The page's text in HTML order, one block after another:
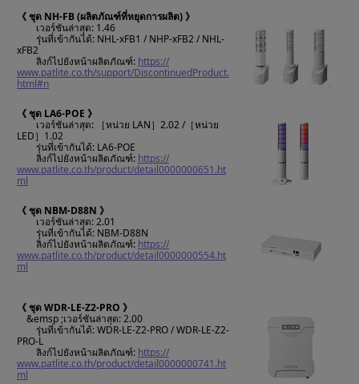
《 ชุด NH-FB (ผลิตภัณฑ์ที่หยุดการผลิต) 》
เวอร์ชันล่าสุด: 1.46
รุ่นที่เข้ากันได้: NHL-xFB1 / NHP-xFB2 / NHL-
xFB2
ลิงก์ไปยังหน้าผลิตภัณฑ์: https://
www.patlite.co.th/support/DiscontinuedProduct.
html#n
《 ชุด LA6-POE 》
เวอร์ชันล่าสุด: ［หน่วย LAN］2.02 /［หน่วย
LED］1.02
รุ่นที่เข้ากันได้: LA6-POE
ลิงก์ไปยังหน้าผลิตภัณฑ์: https://
www.patlite.co.th/product/detail0000000651.ht
ml
《 ชุด NBM-D88N 》
เวอร์ชันล่าสุด: 2.01
รุ่นที่เข้ากันได้: NBM-D88N
ลิงก์ไปยังหน้าผลิตภัณฑ์: https://
www.patlite.co.th/product/detail0000000554.ht
ml
《 ชุด WDR-LE-Z2-PRO 》
&emsp ;เวอร์ชันล่าสุด: 2.00
รุ่นที่เข้ากันได้: WDR-LE-Z2-PRO / WDR-LE-Z2-
PRO-L
ลิงก์ไปยังหน้าผลิตภัณฑ์: https://
www.patlite.co.th/product/detail0000000741.ht
ml